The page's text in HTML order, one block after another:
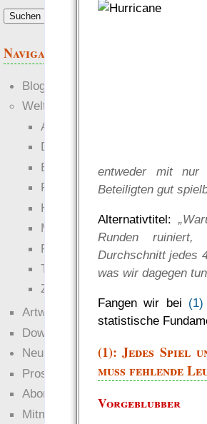
entweder mit
Beteiligten gut
Alternativtitel:
Runden
Durchschnitt jedes
was wir dagegen
Fangen wir bei (1)
statistische
(1): Jedes Spiel
muss fehlende
Vorgeblubber
Navigation
Blogs
Welten
Ante Portas
Die neuen Lande
EWS-X
Freihändler
Hinter der Welt
Magie
RaumZeit
Technophob
Zettel-RPG
Artwork
Downloads
Neuigkeiten
Prosa
Abonnieren
Mitmachen